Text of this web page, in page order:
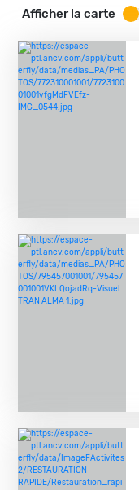
Afficher la carte